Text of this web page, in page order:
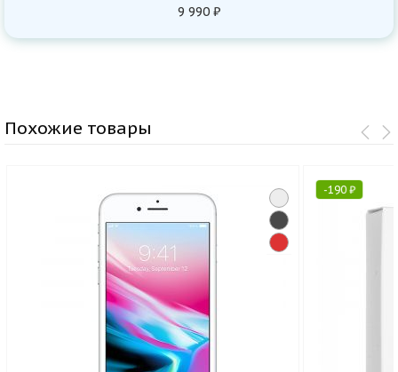
9 990 ₽
Похожие товары
-190₽